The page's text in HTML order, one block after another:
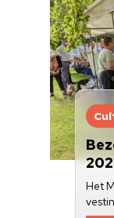
Het